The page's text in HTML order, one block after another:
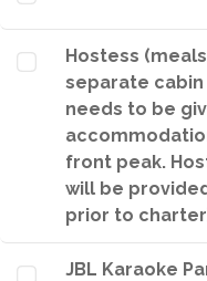
Hostess
separate
needs to be
front peak.
will be
prior to
JBL Karaoke